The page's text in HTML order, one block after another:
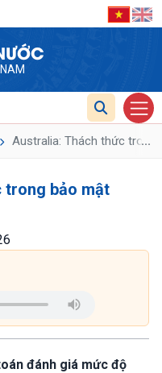
Australia: Thách thức ...
trong bảo mật
đánh giá mức độ